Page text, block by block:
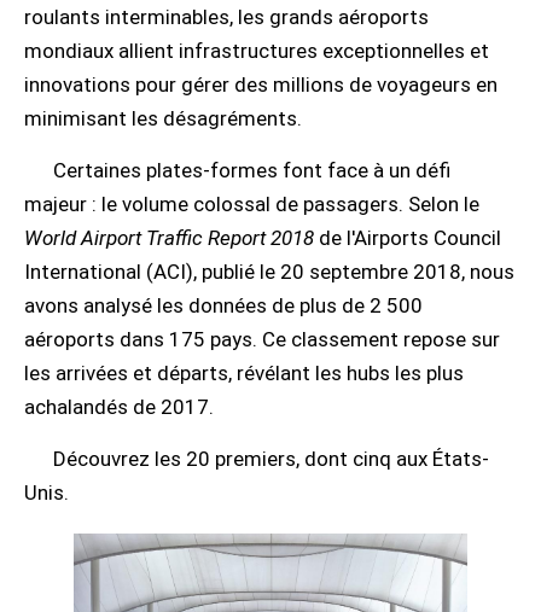
roulants interminables, les grands aéroports
mondiaux allient infrastructures exceptionnelles et
innovations pour gérer des millions de voyageurs en
minimisant les désagréments.
Certaines plates-formes font face à un défi
majeur : le volume colossal de passagers. Selon le
World Airport Traffic Report 2018 de l'Airports Council
International (ACI), publié le 20 septembre 2018, nous
avons analysé les données de plus de 2 500
aéroports dans 175 pays. Ce classement repose sur
les arrivées et départs, révélant les hubs les plus
achalandés de 2017.
Découvrez les 20 premiers, dont cinq aux États-
Unis.